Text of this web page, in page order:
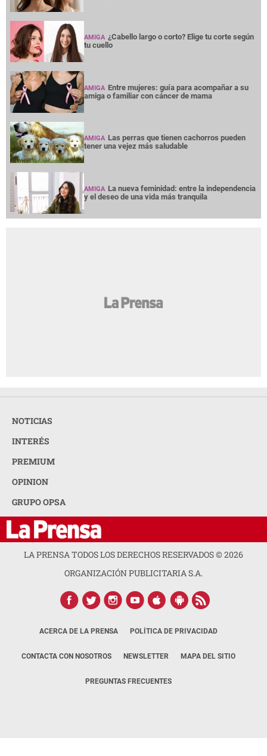
AMIGA ¿Cabello largo o corto? Elige tu corte según
tu cuello
AMIGA Entre mujeres: guía para acompañar a su
amiga o familiar con cáncer de mama
AMIGA Las perras que tienen cachorros pueden
tener una vejez más saludable
AMIGA La nueva feminidad: entre la independencia
y el deseo de una vida más tranquila
NOTICIAS
INTERÉS
PREMIUM
OPINION
GRUPO OPSA
LA PRENSA TODOS LOS DERECHOS RESERVADOS ©2026
ORGANIZACIÓN PUBLICITARIA S.A.
ACERCA DE LA PRENSA POLÍTICA DE PRIVACIDAD
CONTACTA CON NOSOTROS NEWSLETTER MAPA DEL SITIO
PREGUNTAS FRECUENTES